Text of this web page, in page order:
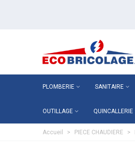
PLOMBERIE SANITAIRE
OUTILLAGE QUINCALLERIE
Accueil > PIECE CHAUDIERE >